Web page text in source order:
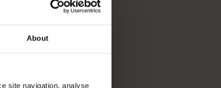
About
site navigation, analyse